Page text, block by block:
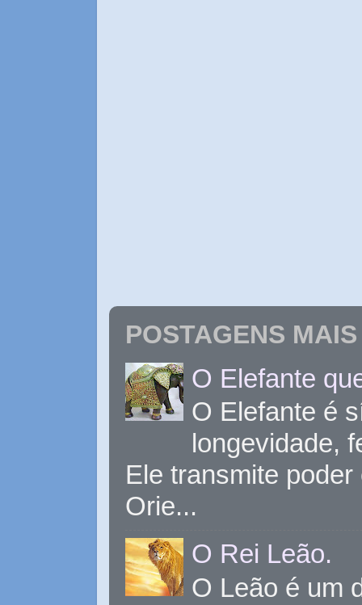
POSTAGENS
O Elefante
O Elefante é
longevidade,
Ele transmite
Orie...
O Rei Leão.
O Leão é um